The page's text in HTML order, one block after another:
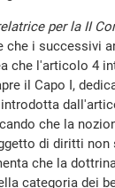
per la II
che i successivi
l'articolo 4
il Capo I,
che la
di diritti
che la
categoria dei